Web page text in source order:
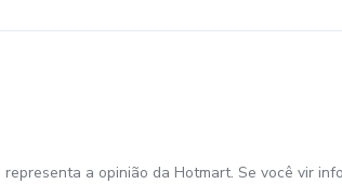
a opinião da Hotmart. Se você vir